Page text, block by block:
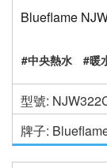
Blueflame
#中央熱水 #暖
型號:
牌子: